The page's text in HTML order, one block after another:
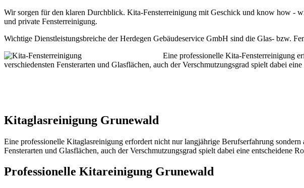
Wir sorgen für den klaren Durchblick. Kita-Fensterreinigung mit Geschick und know how -
und private Fensterreinigung.
Wichtige Dienstleistungsbreiche der Herdegen Gebäudeservice GmbH sind die Glas- bzw.
Eine professionelle Kita-Fensterreinigung
verschiedensten Fensterarten und Glasflächen, auch der Verschmutzungsgrad spielt dabei
Kitaglasreinigung Grunewald
Eine professionelle Kitaglasreinigung erfordert nicht nur langjährige Berufserfahrung
Fensterarten und Glasflächen, auch der Verschmutzungsgrad spielt dabei eine entscheidene
Professionelle Kitareinigung Grunewald